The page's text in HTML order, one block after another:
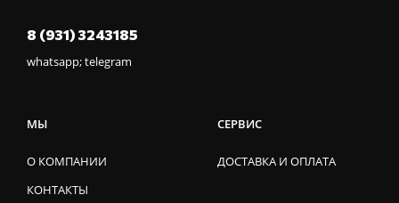
8 (931) 3243185
whatsapp; telegram
МЫ
О КОМПАНИИ
КОНТАКТЫ
СЕРВИС
ДОСТАВКА И ОПЛАТА